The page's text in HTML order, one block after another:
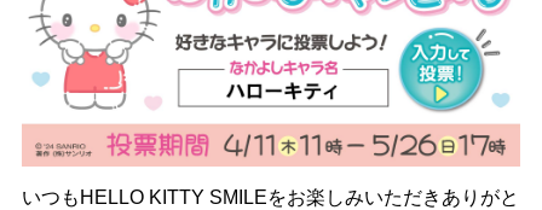
いつもHELLO KITTY SMILEをお楽しみいただきありがと